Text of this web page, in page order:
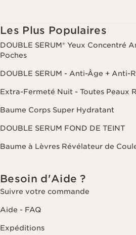
Les Plus Populaires
DOUBLE SERUM® Yeux Concentré
Poches
DOUBLE SERUM - Anti-Âge + Anti-
Extra-Fermeté Nuit - Toutes Peaux
Baume Corps Super Hydratant
DOUBLE SERUM FOND DE TEINT
Baume à Lèvres Révélateur de
Besoin d'Aide ?
Suivre votre commande
Aide - FAQ
Expéditions